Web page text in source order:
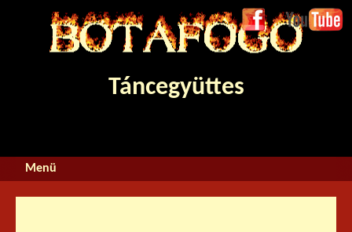
Jump to navigation
Face
boo
k
Youtube
Táncegyüttes